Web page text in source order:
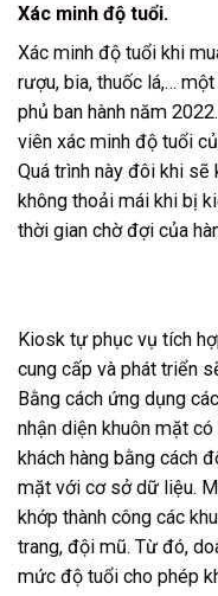
Xác minh độ tuổi.
Xác minh độ tuổi khi
rượu, bia, thuốc lá,…
phủ ban hành năm
viên xác minh độ tuổi
Quá trình này đôi khi
không thoải mái khi bị
thời gian chờ đợi của
Kiosk tự phục vụ tích
cung cấp và phát triển
Bằng cách ứng dụng
nhận diện khuôn mặt
khách hàng bằng cách
mặt với cơ sở dữ liệu.
khớp thành công các
trang, đội mũ. Từ đó,
mức độ tuổi cho phép